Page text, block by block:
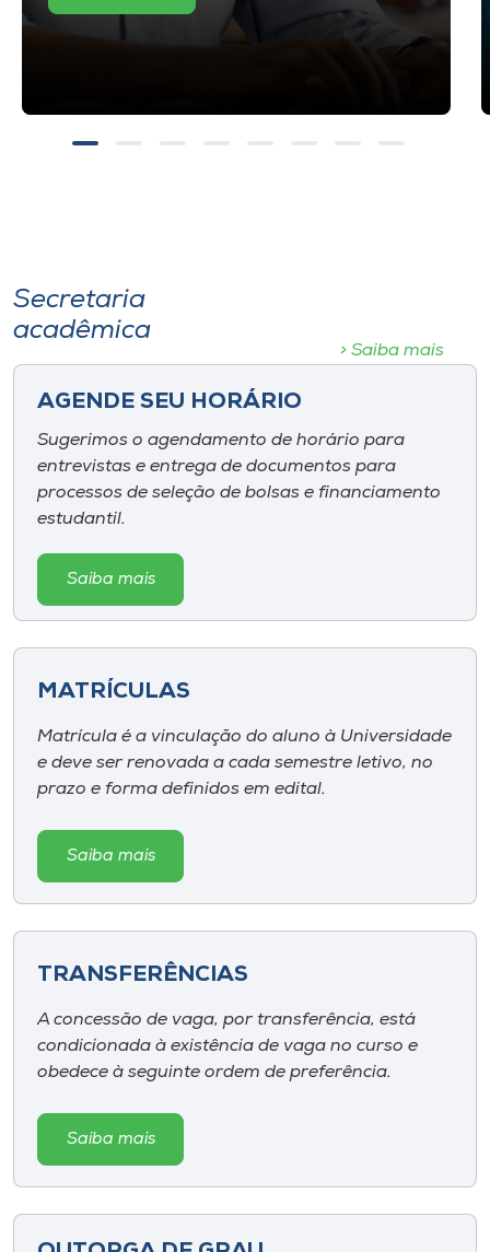
Secretaria
acadêmica
> Saiba mais
AGENDE SEU HORÁRIO
Sugerimos o agendamento de horário para
entrevistas e entrega de documentos para
processos de seleção de bolsas e financiamento
estudantil.
Saiba mais
MATRÍCULAS
Matrícula é a vinculação do aluno à Universidade
e deve ser renovada a cada semestre letivo, no
prazo e forma definidos em edital.
Saiba mais
TRANSFERÊNCIAS
A concessão de vaga, por transferência, está
condicionada à existência de vaga no curso e
obedece à seguinte ordem de preferência.
Saiba mais